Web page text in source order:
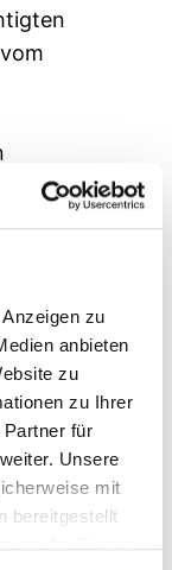
zu
anbieten
zu
zu Ihrer
für
Unsere
mit
bereitgestellt
2022
Präsidentin
des